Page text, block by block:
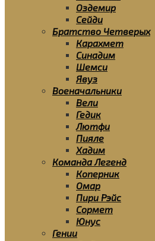
Оздемир
Сейди
Братство Четверых
Карахмет
Синадим
Шемси
Явуз
Военачальники
Вели
Гедик
Лютфи
Пияле
Хадим
Команда Легенд
Коперник
Омар
Пири Рэйс
Сормет
Юнус
Гении